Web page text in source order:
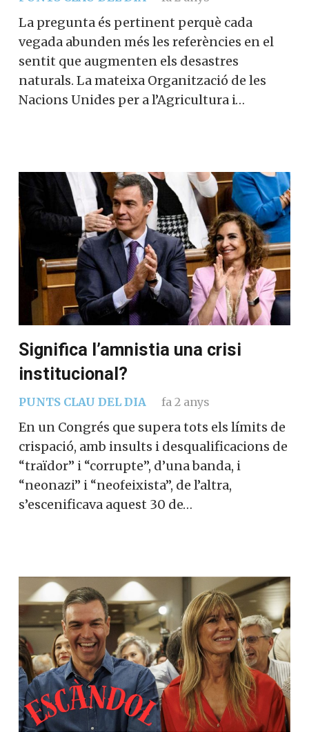
La pregunta és pertinent perquè cada
vegada abunden més les referències en el
sentit que augmenten els desastres
naturals. La mateixa Organització de les
Nacions Unides per a l’Agricultura i…
Significa l’amnistia una crisi
institucional?
PUNTS CLAU DEL DIA fa 2 anys
En un Congrés que supera tots els límits de
crispació, amb insults i desqualificacions de
“traïdor” i “corrupte”, d’una banda, i
“neonazi” i “neofeixista”, de l’altra,
s’escenificava aquest 30 de…